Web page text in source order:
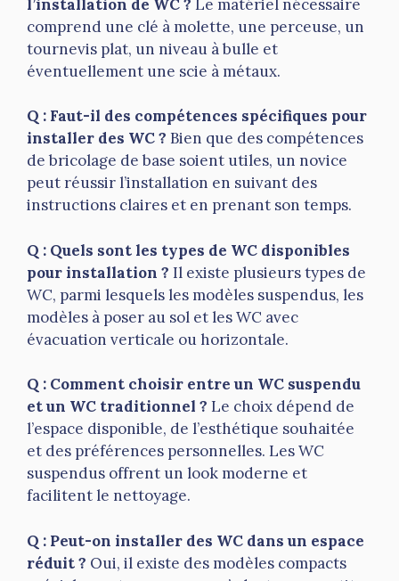
l’installation de WC ? Le matériel nécessaire
comprend une clé à molette, une perceuse, un
tournevis plat, un niveau à bulle et
éventuellement une scie à métaux.
Q : Faut-il des compétences spécifiques pour
installer des WC ? Bien que des compétences
de bricolage de base soient utiles, un novice
peut réussir l’installation en suivant des
instructions claires et en prenant son temps.
Q : Quels sont les types de WC disponibles
pour installation ? Il existe plusieurs types de
WC, parmi lesquels les modèles suspendus, les
modèles à poser au sol et les WC avec
évacuation verticale ou horizontale.
Q : Comment choisir entre un WC suspendu
et un WC traditionnel ? Le choix dépend de
l’espace disponible, de l’esthétique souhaitée
et des préférences personnelles. Les WC
suspendus offrent un look moderne et
facilitent le nettoyage.
Q : Peut-on installer des WC dans un espace
réduit ? Oui, il existe des modèles compacts